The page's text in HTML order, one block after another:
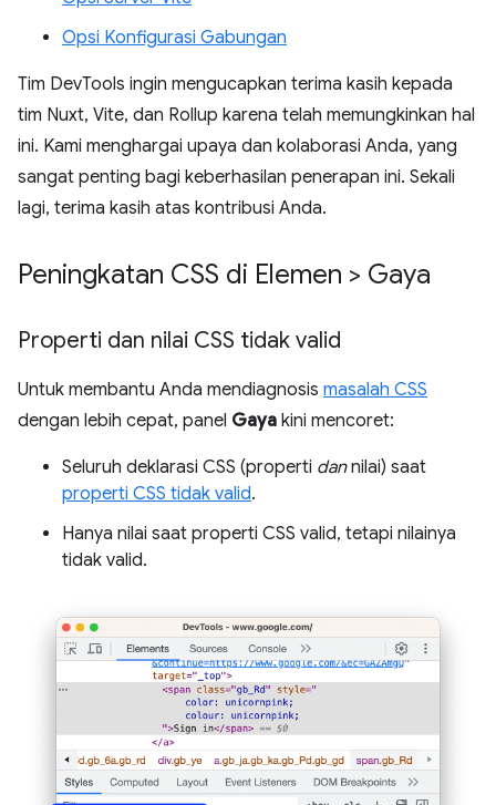
Opsi Konfigurasi Gabungan
Tim DevTools ingin mengucapkan terima kasih kepada
tim Nuxt, Vite, dan Rollup karena telah memungkinkan hal
ini. Kami menghargai upaya dan kolaborasi Anda, yang
sangat penting bagi keberhasilan penerapan ini. Sekali
lagi, terima kasih atas kontribusi Anda.
Peningkatan CSS di Elemen > Gaya
Properti dan nilai CSS tidak valid
Untuk membantu Anda mendiagnosis masalah CSS
dengan lebih cepat, panel Gaya kini mencoret:
Seluruh deklarasi CSS (properti dannilai) saat
properti CSS tidak valid.
Hanya nilai saat properti CSS valid, tetapi nilainya
tidak valid.